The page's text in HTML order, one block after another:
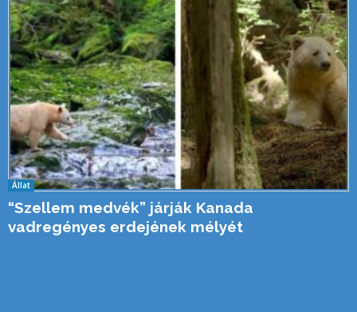
Állat
“Szellem medvék” járják Kanada
vadregényes erdejének mélyét